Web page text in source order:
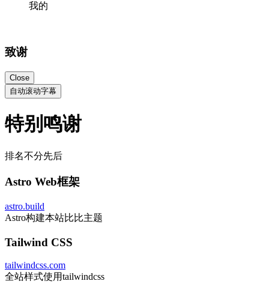
我的
致谢
Close
自动滚动字幕
特别鸣谢
排名不分先后
Astro Web框架
astro.build
Astro构建本站比比主题
Tailwind CSS
tailwindcss.com
全站样式使用tailwindcss